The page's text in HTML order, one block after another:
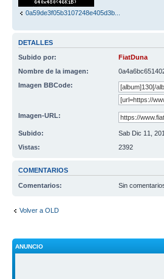
0a59de3f05b3107248e405d3b...
DETALLES
Subido por:
FiatDuna
Nombre de la imagen:
Imagen BBCode:
Imagen-URL:
Subido:
Sab Dic 11,
Vistas:
2392
COMENTARIOS
Comentarios: Sin
Volver a OLD
ANUNCIO